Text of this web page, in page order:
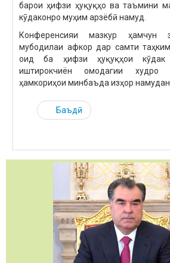
барои ҳифзи ҳуқуқҳо ва таъмини
кӯдаконро муҳим арзёбӣ намуд.
Конференсияи мазкур ҳамчун
мубодилаи афкор дар самти
оид ба ҳифзи ҳуқуқҳои кӯдак
иштирокчиён омодагии худро
ҳамкориҳои минбаъда изҳор
Баъдӣ